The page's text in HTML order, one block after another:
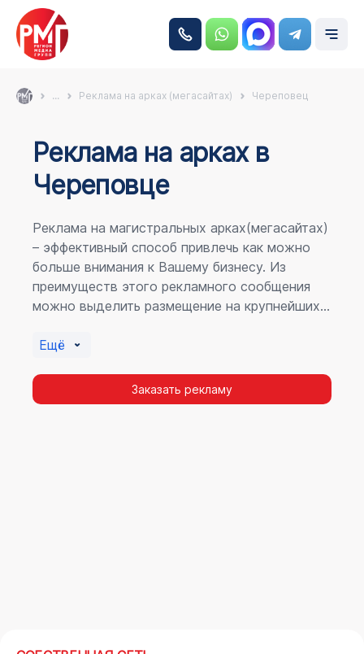
... Реклама на арках (мегасайтах) Череповец
Реклама на аркаx в
Череповце
Реклама на магистральных арках(мегасайтах)
– эффективный способ привлечь как можно
больше внимания к Вашему бизнесу. Из
преимуществ этого рекламного сообщения
можно выделить размещение на крупнейших
пешеходному потоку расположение в прямой
повторных контактов.
Ещё
Заказать рекламу